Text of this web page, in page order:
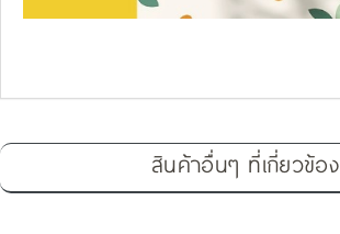
สินค้าอื่นๆ ที่เกี่ยวข้อง